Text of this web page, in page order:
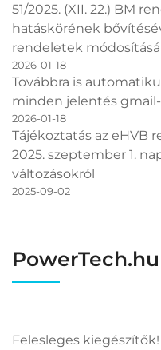
51/2025. (XII. 22.) BM
hatáskörének
rendeletek
2026-01-18
Továbbra is
minden jelentés
2026-01-18
Tájékoztatás az eHVB
2025. szeptember 1.
változásokról
2025-09-02
PowerTech.hu
Felesleges